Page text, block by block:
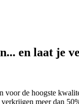
en laat je
voor de hoogste
meer dan